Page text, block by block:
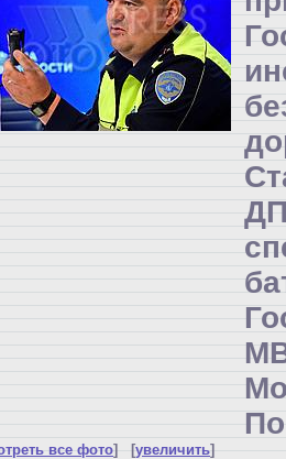
все фото] [увеличить]